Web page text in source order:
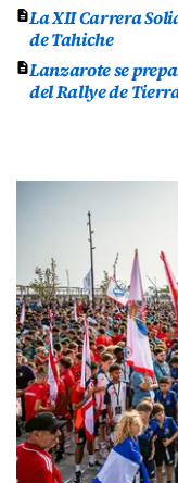
La XII Carrera
de Tahiche
Lanzarote se
del Rallye de